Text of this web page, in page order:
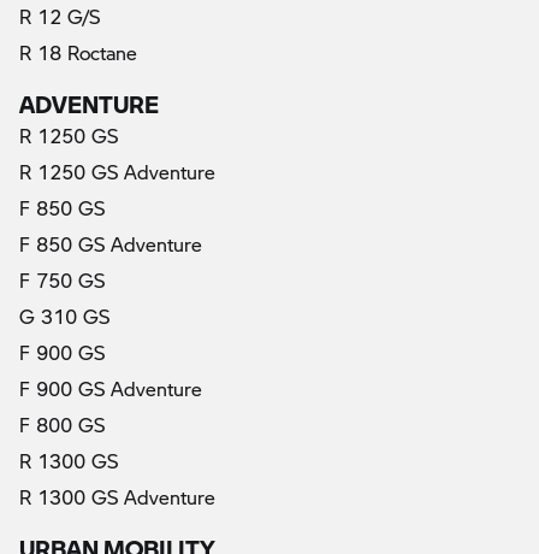
R 12 G/S
R 18 Roctane
ADVENTURE
R 1250 GS
R 1250 GS Adventure
F 850 GS
F 850 GS Adventure
F 750 GS
G 310 GS
F 900 GS
F 900 GS Adventure
F 800 GS
R 1300 GS
R 1300 GS Adventure
URBAN MOBILITY